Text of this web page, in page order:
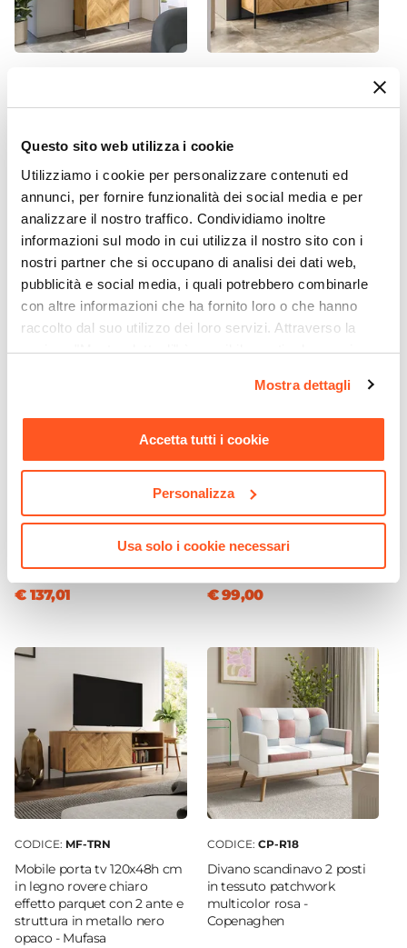
Questo sito web utilizza i cookie
Utilizziamo i cookie per personalizzare contenuti ed
annunci, per fornire funzionalità dei social media e per
analizzare il nostro traffico. Condividiamo inoltre
informazioni sul modo in cui utilizza il nostro sito con i
nostri partner che si occupano di analisi dei dati web,
pubblicità e social media, i quali potrebbero combinarle
con altre informazioni che ha fornito loro o che hanno
raccolto dal suo utilizzo dei loro servizi. Attraverso la
sezione "Mostra dettagli" è possibile gestire le proprie
momento. Per maggiori informazioni si invita a leggere la
nostraCookie Policy.
Mostra dettagli
Accetta tutti i cookie
Personalizza
Usa solo i cookie necessari
parquet con 2 ante e
struttura in metallo nero
opaco - Mufasa
€ 168,01
ante e struttura in metallo
nero opaco - Mufasa
€ 147,00
CODICE:MF-2RN
Madia 120x77h cm in legno
parquet con 2 ante e
struttura in metallo nero
€ 137,01
CODICE:MF-MRN
Mobile contenitore 40x135h
cm in legno rovere chiaro
effetto parquet con 2 ante e
struttura in metallo nero
opaco - Mufasa
€ 99,00
CODICE: MF-TRN
Mobile porta tv 120x48h cm
in legno rovere chiaro
effetto parquet con 2 ante e
struttura in metallo nero
opaco - Mufasa
CODICE: CP-R18
Divano scandinavo 2 posti
in tessuto patchwork
multicolor rosa -
Copenaghen